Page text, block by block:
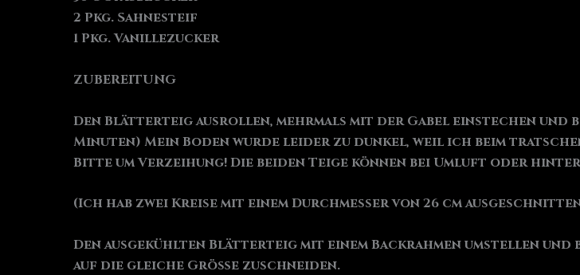
2 Pkg. Sahnesteif
1 Pkg. Vanillezucker
ZUBEREITUNG
Den Blätterteig ausrollen, mehrmals mit der Gabel einstechen und
Minuten) Mein Boden wurde leider zu dunkel, weil ich beim
Bitte um Verzeihung! Die beiden Teige können bei Umluft oder
(Ich hab zwei Kreise mit einem Durchmesser von 26 cm
Den ausgekühlten Blätterteig mit einem Backrahmen umstellen
auf die gleiche Größe zuschneiden.